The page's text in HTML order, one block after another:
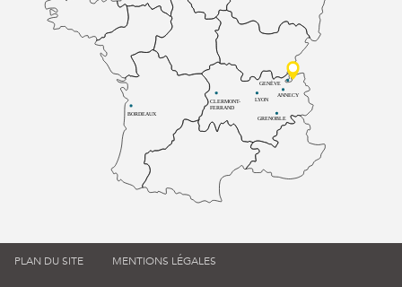
BORDEAUX
CLERMONT-
FERRAND
LYON
ANNECY
GRENOBLE
GENÈVE
PLAN DU SITE MENTIONS LÉGALES